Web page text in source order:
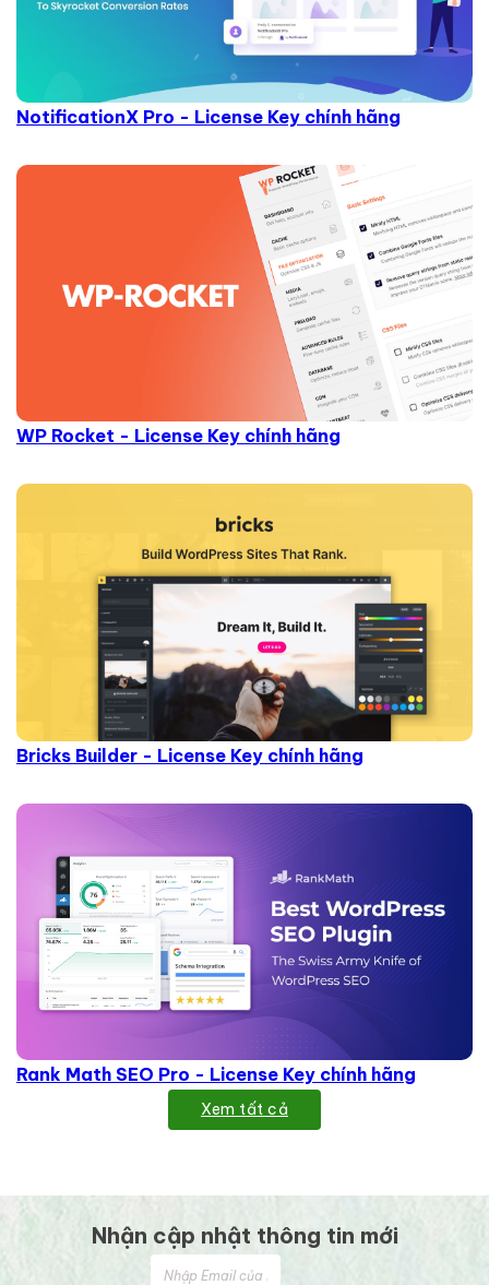
NotificationX Pro - License Key chính hãng
WP Rocket - License Key chính hãng
Bricks Builder - License Key chính hãng
Rank Math SEO Pro - License Key chính hãng
Xem tất cả
Nhận cập nhật thông tin mới